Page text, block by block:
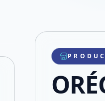
Compartir producto
Compartir por WhatsApp
Compartir por mail
Compartir en Facebook